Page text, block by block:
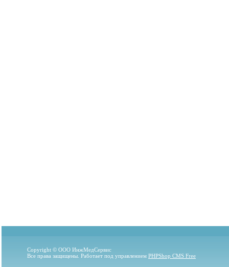
Copyright © ООО ИнжМедСервис
Все права защищены. Работает под управлением PHPShop CMS Free